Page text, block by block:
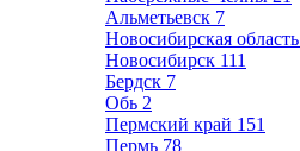
Альметьевск 7
Новосибирская область
Новосибирск 111
Бердск 7
Обь 2
Пермский край 151
Пермь 78